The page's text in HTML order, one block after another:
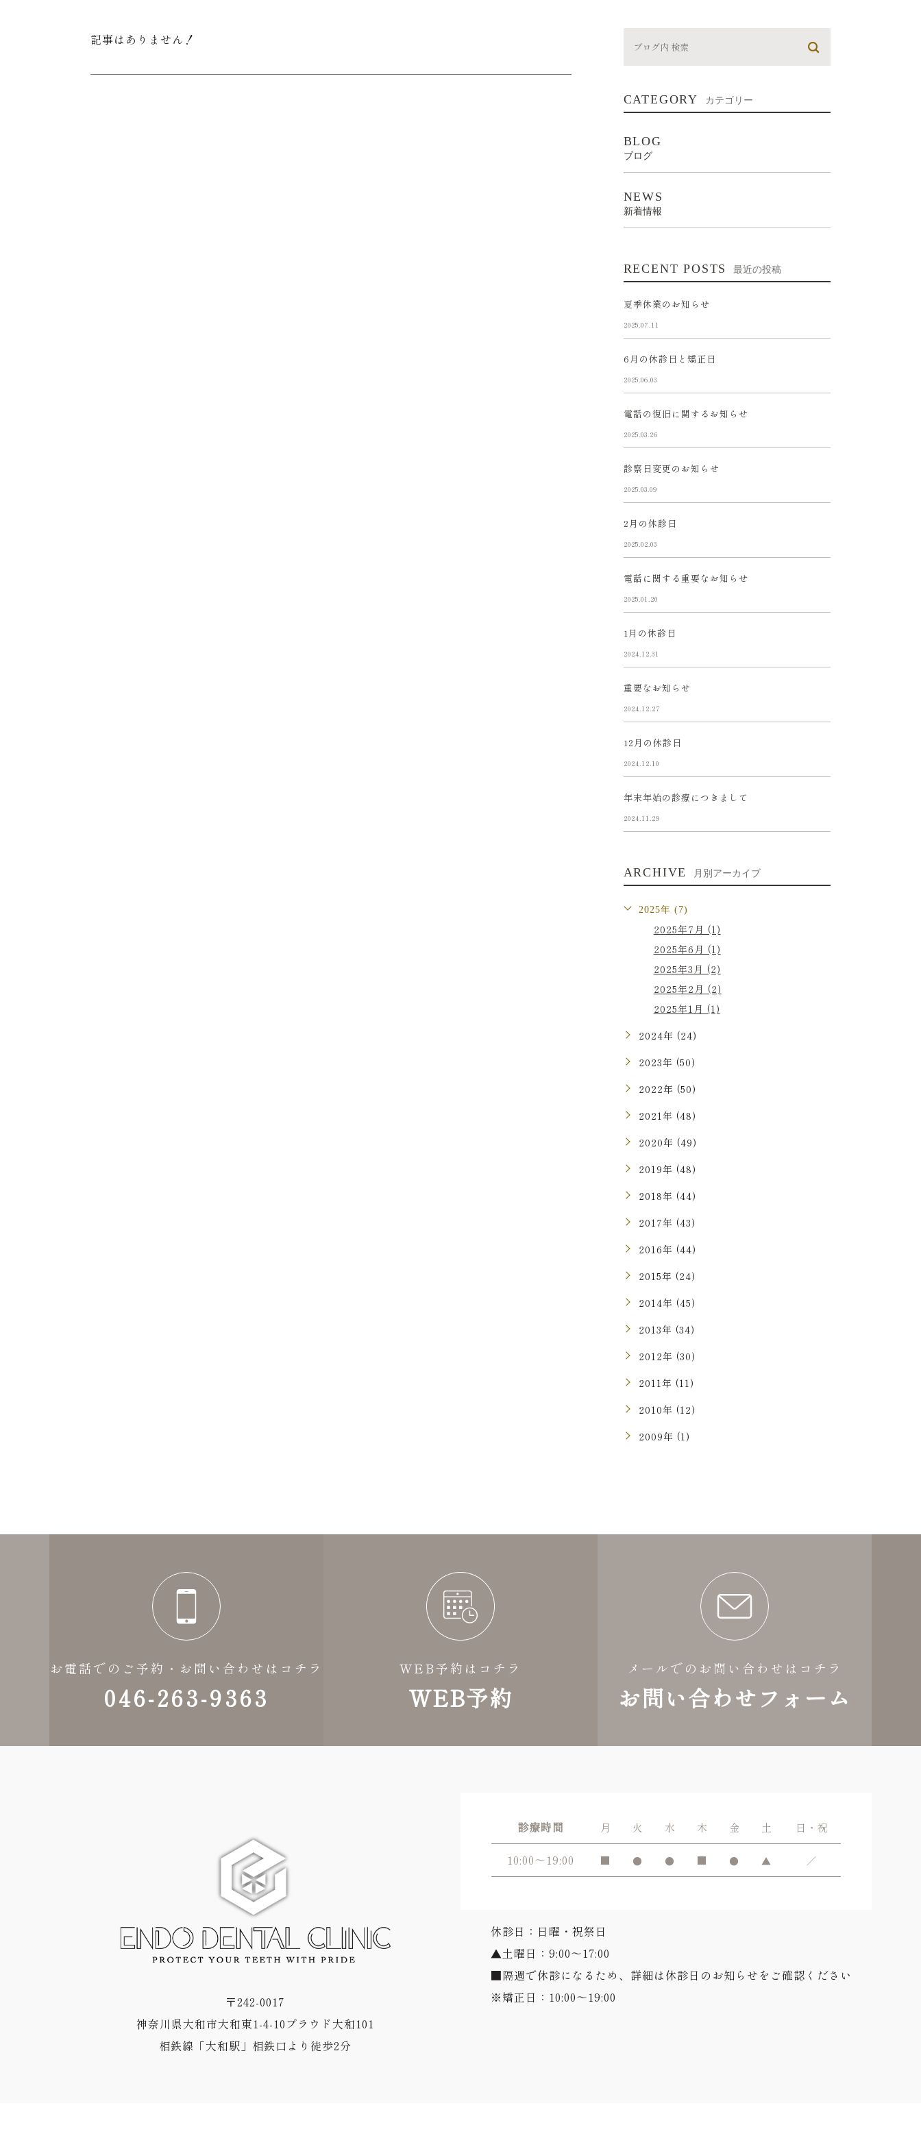
記事はありません！
CATEGORY カテゴリー
BLOG
ブログ
NEWS
新着情報
RECENT POSTS 最近の投稿
夏季休業のお知らせ
2025.07.11
6月の休診日と矯正日
2025.06.03
電話の復旧に関するお知らせ
2025.03.26
診察日変更のお知らせ
2025.03.09
2月の休診日
2025.02.03
電話に関する重要なお知らせ
2025.01.20
1月の休診日
2024.12.31
重要なお知らせ
2024.12.27
12月の休診日
2024.12.10
年末年始の診療につきまして
2024.11.29
ARCHIVE 月別アーカイブ
2025年 (7)
2025年7月 (1)
2025年6月 (1)
2025年3月 (2)
2025年2月 (2)
2025年1月 (1)
2024年 (24)
2023年 (50)
2022年 (50)
2021年 (48)
2020年 (49)
2019年 (48)
2018年 (44)
2017年 (43)
2016年 (44)
2015年 (24)
2014年 (45)
2013年 (34)
2012年 (30)
2011年 (11)
2010年 (12)
2009年 (1)
お電話でのご予約・お問い合わせはコチラ
046-263-9363
WEB予約はコチラ
WEB予約
メールでのお問い合わせはコチラ
お問い合わせフォーム
〒242-0017
神奈川県大和市大和東1-4-10プラウド大和101
相鉄線「大和駅」相鉄口より徒歩2分
診療時間 月 火 水 木 金 土 日・祝
10:00～19:00 ■ ● ● ■ ● ▲ ／
休診日：日曜・祝祭日
▲土曜日：9:00～17:00
■隔週で休診になるため、詳細は休診日のお知らせをご確認ください
※矯正日：10:00～19:00